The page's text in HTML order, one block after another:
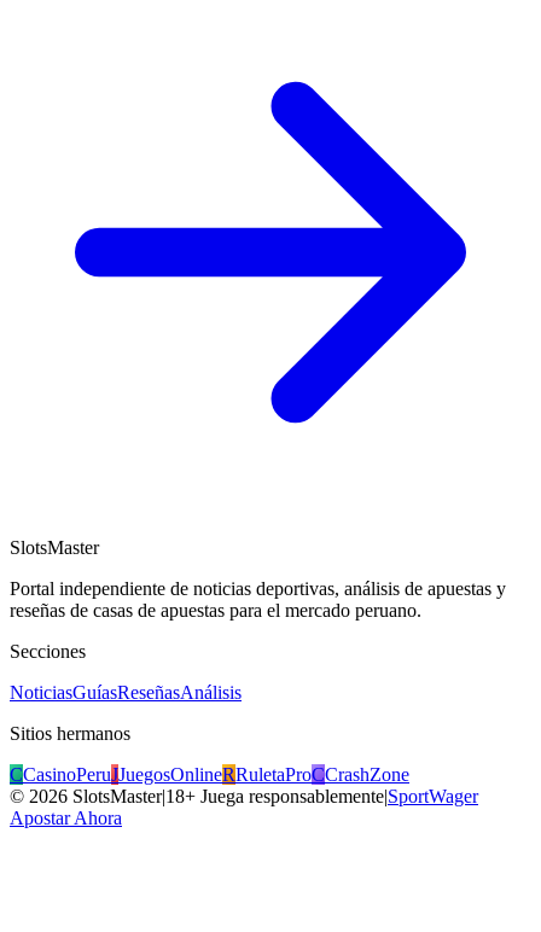
SlotsMaster
Portal independiente de noticias deportivas, análisis de apuestas y
reseñas de casas de apuestas para el mercado peruano.
Secciones
NoticiasGuíasReseñasAnálisis
Sitios hermanos
CCasinoPeruJJuegosOnlineRRuletaProCCrashZone
© 2026 SlotsMaster|18+ Juega responsablemente|SportWager
Apostar Ahora